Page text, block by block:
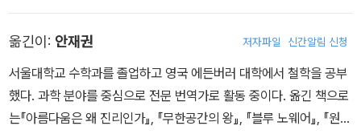
“말도 안 돼(No fucking way).”
토니 모트가 비숍에게 해석해주었다.
왔다. 비숍은 그들에게 현재의 상황을 간략하게 설명해주었다.
고 질레트에게 미란다 고지를 읽어주기 시작했다.
바로 그때 밖에서 총소리, 그리고 총알이 CCU의 바깥문을 부수며 유
임이 절정으로 치닫는 상황에서 그들은 서로의 능력을 최대한 끌어내
야 한다.
이야기는 반전에 반전을 거듭하고 범인은 잡힐 듯 잡히지 않는다. 게
다가 페이트를 돕고 있는 의문의 인물 ‘숀’은 대체 누구인가. 팀원들마
가까운 나이에 작가로 데뷔한다. 1990년에는 잘나가던 변호사 생활
을 청산하고 전업 작가의 길을 선택, ‘룬Rune’ 삼부작 등을 선보이며
차근차근 명성을 쌓아간 끝에 1997년 ‘링컨 라임’ 시리즈의 첫 책
《본컬렉터》로 세계적 스타 작가로 발돋움한다. 디버의 화려한 수상경
옮긴이: 안재권 저자파일 신간알림 신청
서울대학교 수학과를 졸업하고 영국 에든버러 대학에서 철학을 공부
했다. 과학 분야를 중심으로 전문 번역가로 활동 중이다. 옮긴 책으로
는『아름다움은 왜 진리인가』, 『무한공간의 왕』, 『블루 노웨어』, 『원